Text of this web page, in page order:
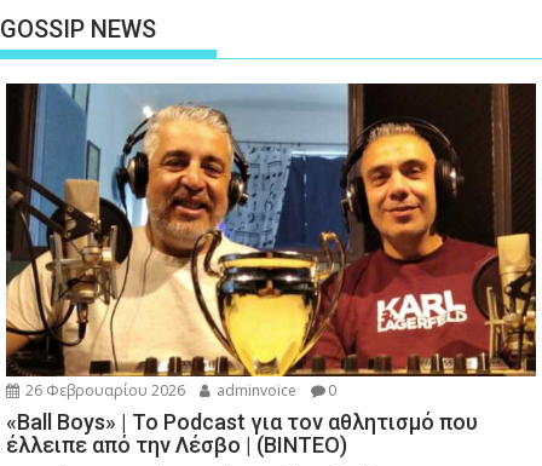
GOSSIP NEWS
26 Φεβρουαρίου 2026 adminvoice 0
«Ball Boys» | Το Podcast για τον αθλητισμό που
έλλειπε από την Λέσβο | (ΒΙΝΤΕΟ)